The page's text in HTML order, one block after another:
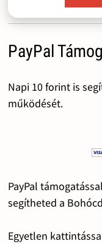
PayPal
Napi 10 forint is
működését.
PayPal
segítheted a
Egyetlen